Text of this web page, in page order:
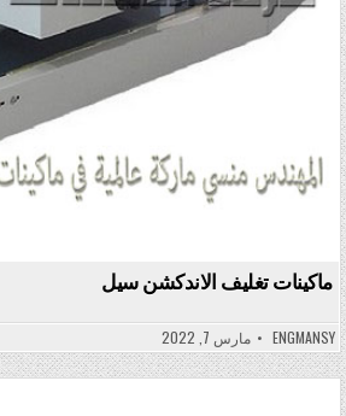
ماكينات تغليف الاندكشن سيل
ENGMANSY مارس 7, 2022